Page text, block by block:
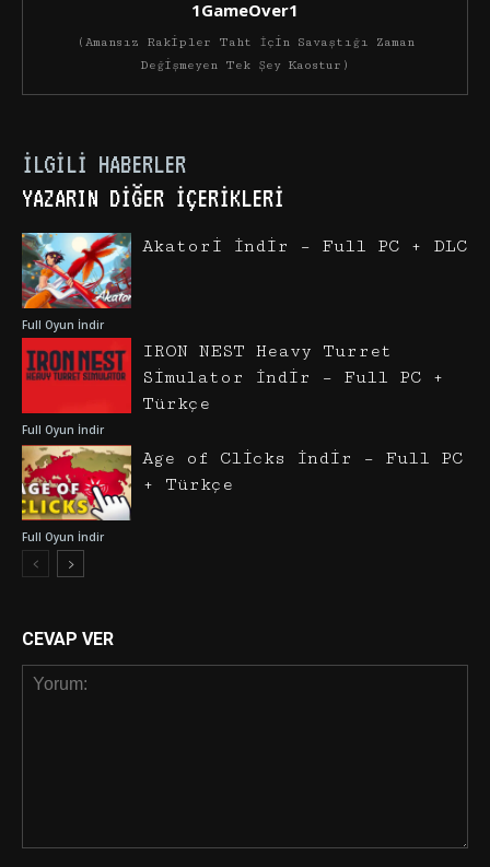
1GameOver1
(Amansız Rakipler Taht İçin Savaştığı Zaman
Değişmeyen Tek Şey Kaostur)
İLGILI HABERLER
YAZARIN DIĞER İÇERIKLERI
Full Oyun İndir
Akatori İndir – Full PC + DLC
Full Oyun İndir
IRON NEST Heavy Turret
Simulator İndir – Full PC +
Türkçe
Full Oyun İndir
Age of Clicks İndir – Full PC
+ Türkçe
CEVAP VER